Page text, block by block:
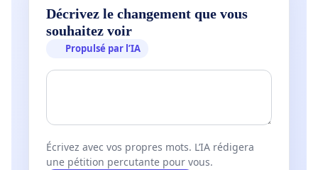
Décrivez le changement que vous
souhaitez voir
Propulsé par l’IA
Écrivez avec vos propres mots. L’IA rédigera
une pétition percutante pour vous.